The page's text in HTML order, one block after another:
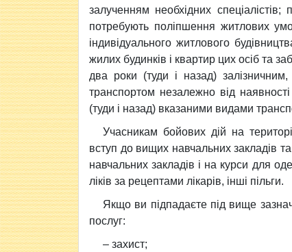
залученням необхідних
потребують поліпшення житлових
індивідуального житлового
жилих будинків і квартир цих осіб та
два роки (туди і назад)
транспортом незалежно від
(туди і назад) вказаними видами
Учасникам бойових дій на
вступ до вищих навчальних закладів
навчальних закладів і на курси для
ліків за рецептами лікарів, інші пільги.
Якщо ви підпадаєте під вище
послуг:
– захист;